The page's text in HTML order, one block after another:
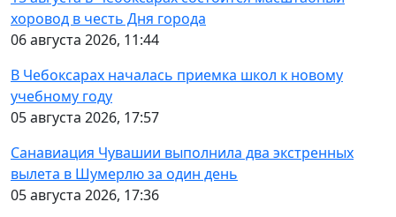
хоровод в честь Дня города
06 августа 2026, 11:44
В Чебоксарах началась приемка школ к новому
учебному году
05 августа 2026, 17:57
Санавиация Чувашии выполнила два экстренных
вылета в Шумерлю за один день
05 августа 2026, 17:36